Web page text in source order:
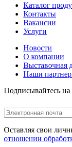
Каталог
Контакты
Вакансии
Услуги
Новости
О компании
Выставочная
Наши
Подписывайтесь на
Оставляя свои
отношении